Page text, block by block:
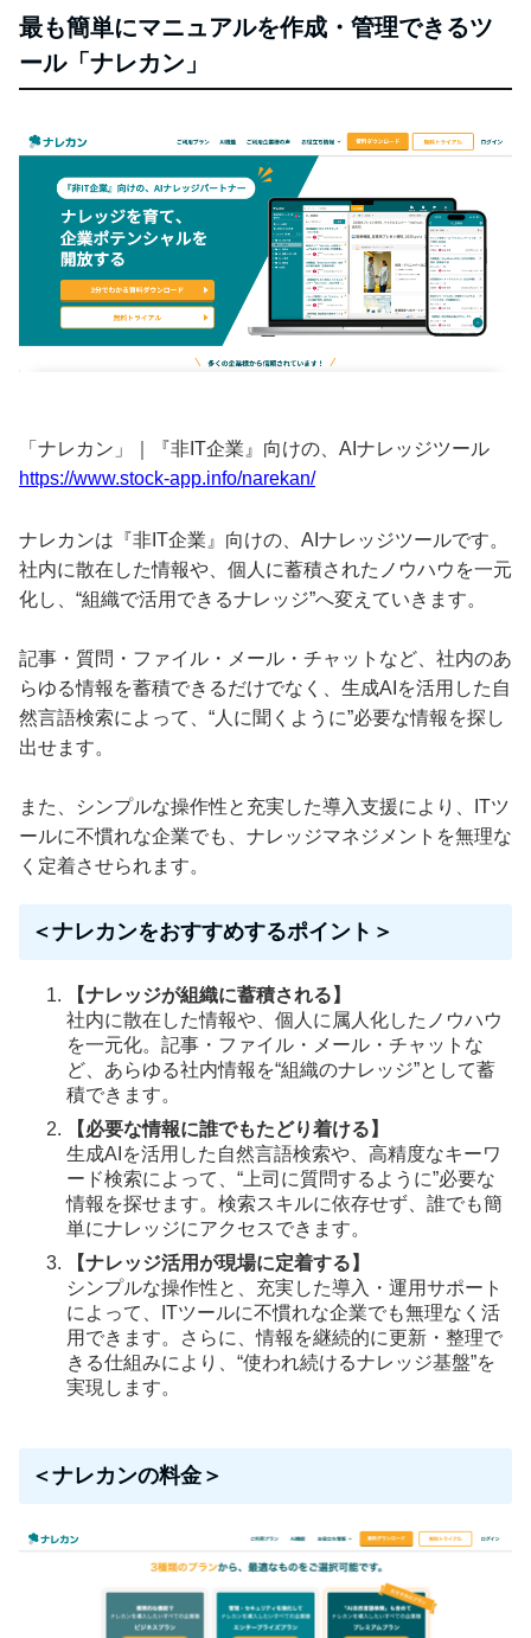
最も簡単にマニュアルを作成・管理できるツ
ール「ナレカン」
「ナレカン」｜『非IT企業』向けの、AIナレッジツール
https://www.stock-app.info/narekan/
ナレカンは『非IT企業』向けの、AIナレッジツールです。
社内に散在した情報や、個人に蓄積されたノウハウを一元
化し、“組織で活用できるナレッジ”へ変えていきます。
記事・質問・ファイル・メール・チャットなど、社内のあ
らゆる情報を蓄積できるだけでなく、生成AIを活用した自
然言語検索によって、“人に聞くように”必要な情報を探し
出せます。
また、シンプルな操作性と充実した導入支援により、ITツ
ールに不慣れな企業でも、ナレッジマネジメントを無理な
く定着させられます。
＜ナレカンをおすすめするポイント＞
【ナレッジが組織に蓄積される】
社内に散在した情報や、個人に属人化したノウハウ
を一元化。記事・ファイル・メール・チャットな
ど、あらゆる社内情報を“組織のナレッジ”として蓄
積できます。
【必要な情報に誰でもたどり着ける】
生成AIを活用した自然言語検索や、高精度なキーワ
ード検索によって、“上司に質問するように”必要な
情報を探せます。検索スキルに依存せず、誰でも簡
単にナレッジにアクセスできます。
【ナレッジ活用が現場に定着する】
シンプルな操作性と、充実した導入・運用サポート
によって、ITツールに不慣れな企業でも無理なく活
用できます。さらに、情報を継続的に更新・整理で
きる仕組みにより、“使われ続けるナレッジ基盤”を
実現します。
＜ナレカンの料金＞